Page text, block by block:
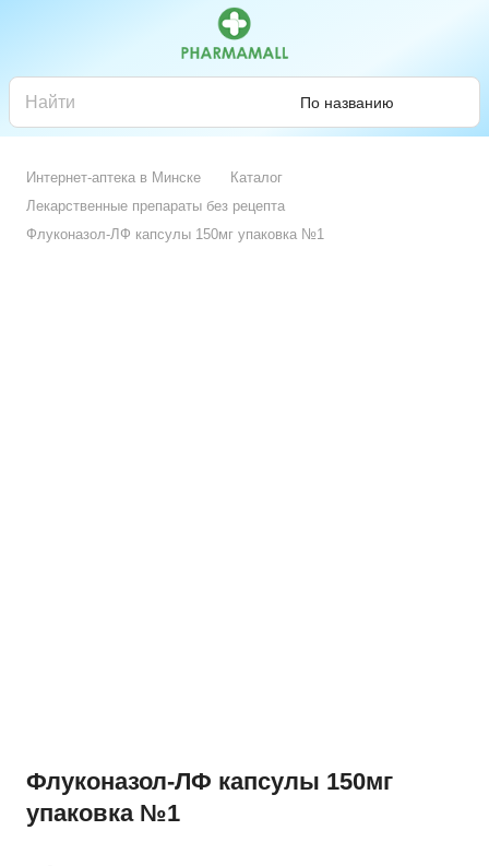
По названию
Интернет-аптека в Минске
Каталог
Лекарственные препараты без рецепта
Флуконазол-ЛФ капсулы 150мг упаковка №1
Флуконазол-ЛФ капсулы 150мг
упаковка №1